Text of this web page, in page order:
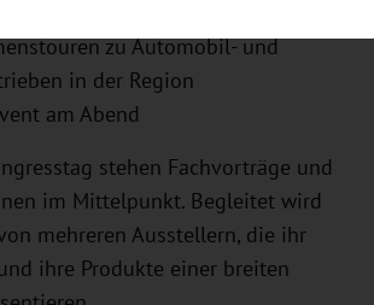
zu Automobil- und
in der Region
am Abend
stehen Fachvorträge und
im Mittelpunkt. Begleitet wird
mehreren Ausstellern, die ihr
ihre Produkte einer breiten